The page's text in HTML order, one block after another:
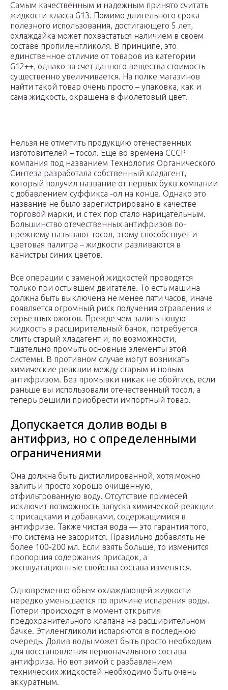
Самым качественным и надежным принято считать
жидкости класса G13. Помимо длительного срока
полезного использования, достигающего 5 лет,
охлаждайка может похвастаться наличием в своем
составе пропиленгликоля. В принципе, это
единственное отличие от товаров из категории
G12++, однако за счет данного вещества стоимость
существенно увеличивается. На полке магазинов
найти такой товар очень просто – упаковка, как и
сама жидкость, окрашена в фиолетовый цвет.
Нельзя не отметить продукцию отечественных
изготовителей – тосол. Еще во времена СССР
компания под названием Технология Органического
Синтеза разработала собственный хладагент,
который получил название от первых букв компании
с добавлением суффикса -ол на конце. Однако это
название не было зарегистрировано в качестве
торговой марки, и с тех пор стало нарицательным.
Большинство отечественных антифризов по-
прежнему называют тосол, этому способствует и
цветовая палитра – жидкости разливаются в
канистры синих цветов.
Все операции с заменой жидкостей проводятся
только при остывшем двигателе. То есть машина
должна быть выключена не менее пяти часов, иначе
появляется огромный риск получения отравления и
серьезных ожогов. Прежде чем залить новую
жидкость в расширительный бачок, потребуется
слить старый хладагент и, по возможности,
тщательно промыть основные элементы этой
системы. В противном случае могут возникать
химические реакции между старым и новым
антифризом. Без промывки никак не обойтись, если
раньше вы использовали отечественный тосол, а
теперь решили приобрести импортный товар.
Допускается долив воды в
антифриз, но с определенными
ограничениями
Она должна быть дистиллированной, хотя можно
залить и просто хорошо очищенную,
отфильтрованную воду. Отсутствие примесей
исключит возможность запуска химической реакции
с присадками и добавками, содержащимися в
антифризе. Также чистая вода — это гарантия того,
что система не засорится. Правильно добавлять не
более 100-200 мл. Если взять больше, то изменится
пропорция содержания присадок, а
эксплуатационные свойства состава изменятся.
Одновременно объем охлаждающей жидкости
нередко уменьшается по причине испарения воды.
Потери происходят в момент открытия
предохранительного клапана на расширительном
бачке. Этиленгликоли испаряются в последнюю
очередь. Долив воды может быть просто необходим
для восстановления первоначального состава
антифриза. Но вот зимой с разбавлением
технических жидкостей необходимо быть очень
аккуратным.